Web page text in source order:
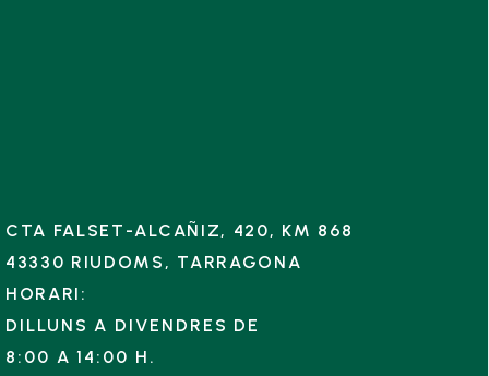
CTA FALSET-ALCAÑIZ, 420, KM 868
43330 RIUDOMS, TARRAGONA
HORARI:
DILLUNS A DIVENDRES DE
8:00 A 14:00 H.